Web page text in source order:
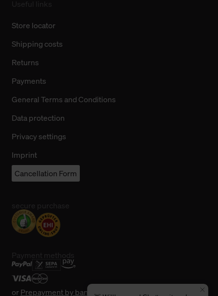
Store locator
Shipping costs
Returns
Payments
General Terms and Conditions
Data protection
Privacy settings
Imprint
Cancellation Form
orPrepayment by bank transfer